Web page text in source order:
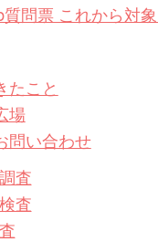
質問票 これから対
たこと
場
問い合わせ
査
査